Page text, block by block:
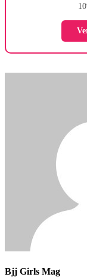
Bjj Girls Mag